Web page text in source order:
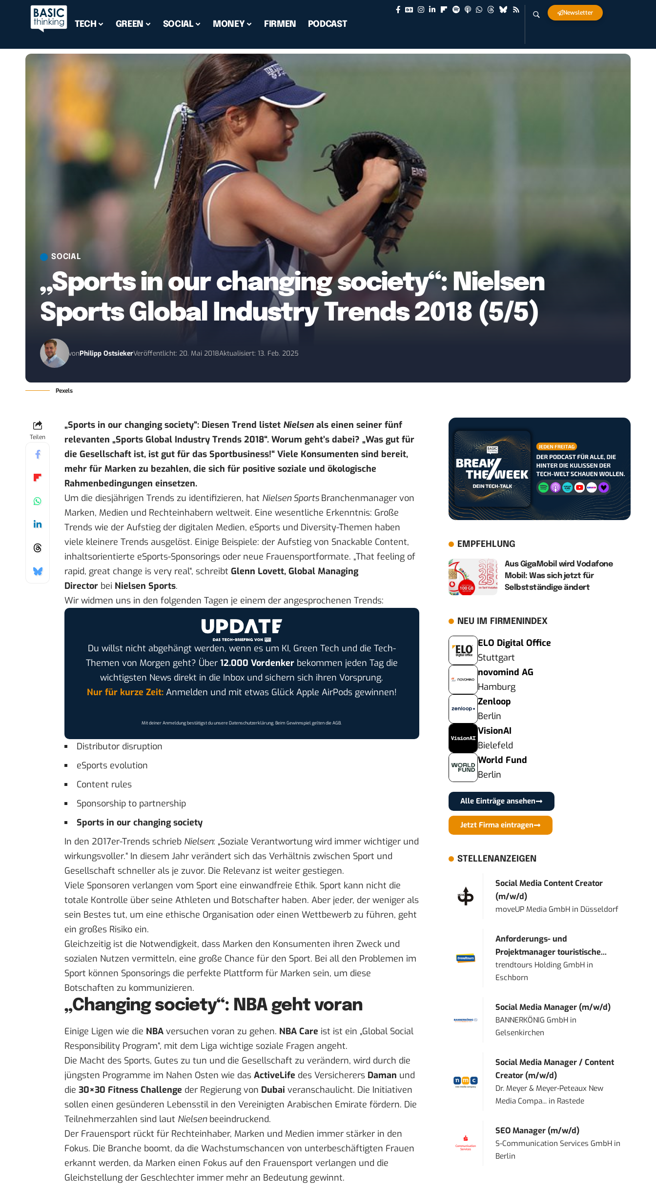
TECH GREEN SOCIAL MONEY FIRMEN PODCAST
Newsletter
SOCIAL
„Sports in our changing society“: Nielsen
Sports Global Industry Trends 2018 (5/5)
vonPhilipp OstsiekerVeröffentlicht: 20. Mai 2018Aktualisiert: 13. Feb. 2025
Pexels
Teilen
„Sports in our changing society“: Diesen Trend listet Nielsen als einen seiner fünf
relevanten „Sports Global Industry Trends 2018“. Worum geht’s dabei? „Was gut für
die Gesellschaft ist, ist gut für das Sportbusiness!“ Viele Konsumenten sind bereit,
mehr für Marken zu bezahlen, die sich für positive soziale und ökologische
Rahmenbedingungen einsetzen.
Um die diesjährigen Trends zu identifizieren, hat Nielsen Sports Branchenmanager von
Marken, Medien und Rechteinhabern weltweit. Eine wesentliche Erkenntnis: Große
Trends wie der Aufstieg der digitalen Medien, eSports und Diversity-Themen haben
viele kleinere Trends ausgelöst. Einige Beispiele: der Aufstieg von Snackable Content,
inhaltsorientierte eSports-Sponsorings oder neue Frauensportformate. „That feeling of
rapid, great change is very real“, schreibt Glenn Lovett, Global Managing
Director bei Nielsen Sports.
Wir widmen uns in den folgenden Tagen je einem der angesprochenen Trends:
Du willst nicht abgehängt werden, wenn es um KI, Green Tech und die Tech-
Themen von Morgen geht? Über 12.000 Vordenkerbekommen jeden Tag die
wichtigsten News direkt in die Inbox und sichern sich ihren Vorsprung.
Nur für kurze Zeit:Anmelden und mit etwas Glück Apple AirPods gewinnen!
Mit deiner Anmeldung bestätigst du unsereDatenschutzerklärung. Beim Gewinnspiel gelten dieAGB.
Distributor disruption
eSports evolution
Content rules
Sponsorship to partnership
Sports in our changing society
In den 2017er-Trends schrieb Nielsen: „Soziale Verantwortung wird immer wichtiger und
wirkungsvoller.“ In diesem Jahr verändert sich das Verhältnis zwischen Sport und
Gesellschaft schneller als je zuvor. Die Relevanz ist weiter gestiegen.
Viele Sponsoren verlangen vom Sport eine einwandfreie Ethik. Sport kann nicht die
totale Kontrolle über seine Athleten und Botschafter haben. Aber jeder, der weniger als
sein Bestes tut, um eine ethische Organisation oder einen Wettbewerb zu führen, geht
ein großes Risiko ein.
Gleichzeitig ist die Notwendigkeit, dass Marken den Konsumenten ihren Zweck und
sozialen Nutzen vermitteln, eine große Chance für den Sport. Bei all den Problemen im
Sport können Sponsorings die perfekte Plattform für Marken sein, um diese
Botschaften zu kommunizieren.
„Changing society“: NBA geht voran
Einige Ligen wie die NBA versuchen voran zu gehen. NBA Care ist ist ein „Global Social
Responsibility Program“, mit dem Liga wichtige soziale Fragen angeht.
Die Macht des Sports, Gutes zu tun und die Gesellschaft zu verändern, wird durch die
jüngsten Programme im Nahen Osten wie das ActiveLife des Versicherers Daman und
die 30×30 Fitness Challenge der Regierung von Dubai veranschaulicht. Die Initiativen
sollen einen gesünderen Lebensstil in den Vereinigten Arabischen Emirate fördern. Die
Teilnehmerzahlen sind laut Nielsenbeeindruckend.
Der Frauensport rückt für Rechteinhaber, Marken und Medien immer stärker in den
Fokus. Die Branche boomt, da die Wachstumschancen von unterbeschäftigten Frauen
erkannt werden, da Marken einen Fokus auf den Frauensport verlangen und die
Gleichstellung der Geschlechter immer mehr an Bedeutung gewinnt.
EMPFEHLUNG
Aus GigaMobil wird Vodafone
Mobil: Was sich jetzt für
Selbstständige ändert
NEU IM FIRMENINDEX
ELO Digital Office
Stuttgart
novomind AG
Hamburg
Zenloop
Berlin
VisionAI
Bielefeld
World Fund
Berlin
Alle Einträge ansehen
Jetzt Firma eintragen
STELLENANZEIGEN
Social Media Content Creator
(m/w/d)
moveUP Media GmbH in Düsseldorf
Anforderungs- und
Projektmanager touristische...
trendtours Holding GmbH in
Eschborn
Social Media Manager (m/w/d)
BANNERKÖNIG GmbH in
Gelsenkirchen
Social Media Manager / Content
Creator (m/w/d)
Dr. Meyer & Meyer-Peteaux New
Media Compa... in Rastede
SEO Manager (m/w/d)
S-Communication Services GmbH in
Berlin